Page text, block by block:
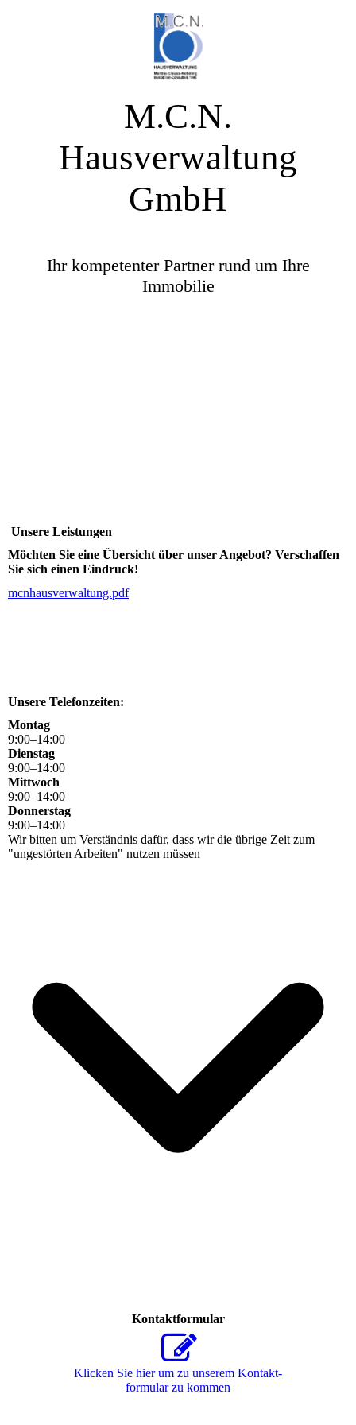
M.C.N.
Hausverwaltung
GmbH
Ihr kompetenter Partner rund um Ihre
Immobilie
Unsere Leistungen
Möchten Sie eine Übersicht über unser Angebot? Verschaffen
Sie sich einen Eindruck!
mcnhausverwaltung.pdf
Unsere Telefonzeiten:
Montag
9:00–14:00
Dienstag
9:00–14:00
Mittwoch
9:00–14:00
Donnerstag
9:00–14:00
Wir bitten um Verständnis dafür, dass wir die übrige Zeit zum
"ungestörten Arbeiten" nutzen müssen
Kontaktformular
Klicken Sie hier um zu unserem Kon­takt­
for­mu­lar zu kommen